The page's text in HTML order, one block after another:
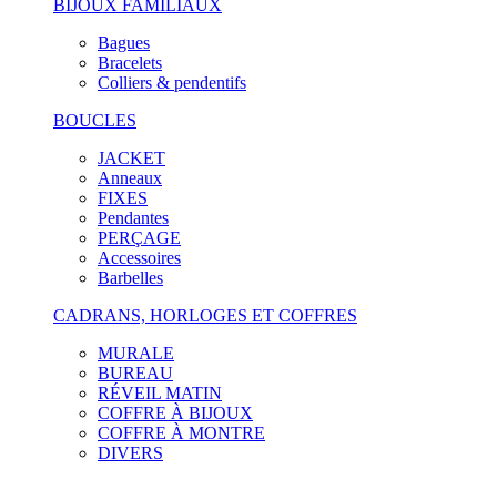
BIJOUX FAMILIAUX
Bagues
Bracelets
Colliers & pendentifs
BOUCLES
JACKET
Anneaux
FIXES
Pendantes
PERÇAGE
Accessoires
Barbelles
CADRANS, HORLOGES ET COFFRES
MURALE
BUREAU
RÉVEIL MATIN
COFFRE À BIJOUX
COFFRE À MONTRE
DIVERS